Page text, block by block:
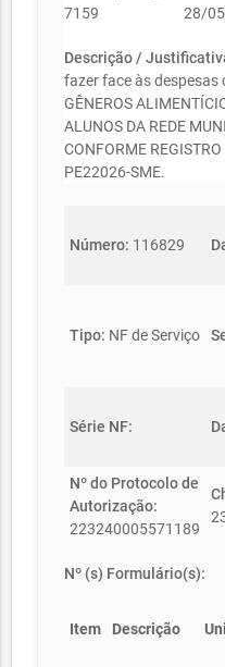
7159
28/
Descrição /
fazer face às despesas
GÊNEROS
ALUNOS DA REDE
CONFORME
PE22026-SME.
Número: 116829
Tipo: NF de Serviço
Série NF:
Nº do Protocolo de
Autorização:
223240005571189
Nº (s) Formulário(s):
Item Descrição